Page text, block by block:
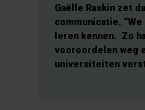
Gaëlle Raskin zet
communicatie.
leren kennen. Zo
vooroordelen weg
universiteiten